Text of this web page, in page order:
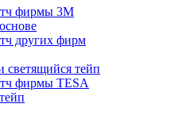
фирмы 3M
других фирм
светящийся тейп
фирмы TESA